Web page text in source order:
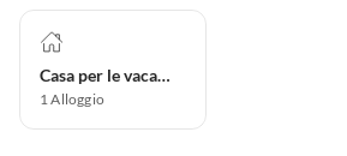
Casa per le vacanze
1Alloggio